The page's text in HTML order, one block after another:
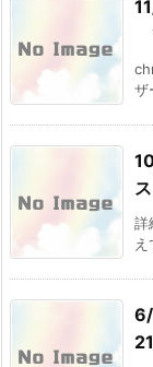
ザ
ス
詳
21